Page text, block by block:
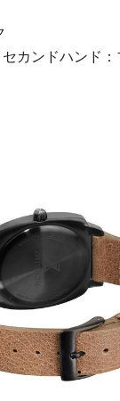
カンドハンド：